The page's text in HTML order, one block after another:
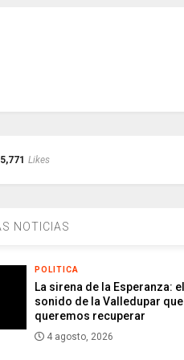
5,771 Likes
NOTICIAS
POLITICA
La sirena de la Esperanza: el
sonido de la Valledupar que
queremos recuperar
4 agosto, 2026